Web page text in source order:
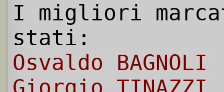
I migliori
stati:
Osvaldo BAGNOLI